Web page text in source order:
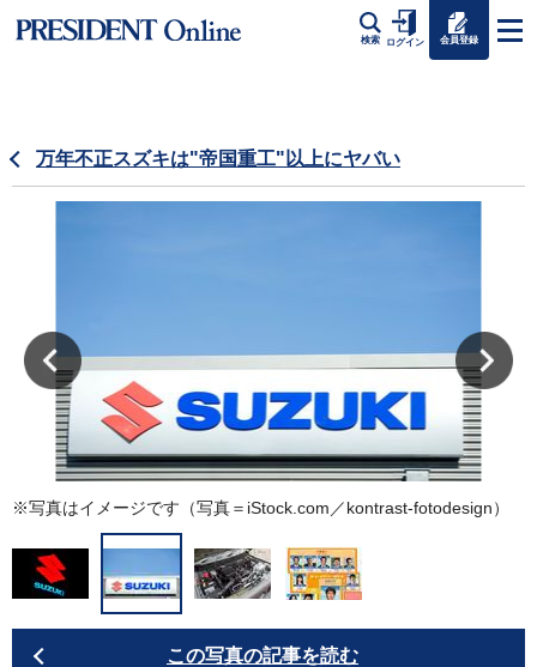
検索 ログイン 会員登録
万年不正スズキは"帝国重工"以上にヤバい
※写真はイメージです（写真＝iStock.com／kontrast-fotodesign）
この写真の記事を読む